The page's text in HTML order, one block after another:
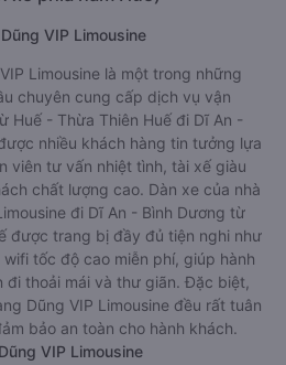
VIP Limousine
Limousine là một trong những
chuyên cung cấp dịch vụ vận
Huế - Thừa Thiên Huế đi Dĩ An -
nhiều khách hàng tin tưởng lựa
viên tư vấn nhiệt tình, tài xế giàu
chất lượng cao. Dàn xe của nhà
đi Dĩ An - Bình Dương từ
được trang bị đầy đủ tiện nghi như
tốc độ cao miễn phí, giúp hành
đi thoải mái và thư giãn. Đặc biệt,
Dũng VIP Limousine đều rất tuân
bảo an toàn cho hành khách.
VIP Limousine